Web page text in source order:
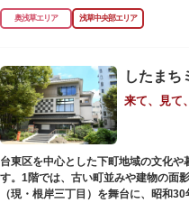
られて暗渠となり、細長い公園として
は、猪牙舟についての説明板も設置さ
奥浅草エリア 浅草中央部エリア
したまち
来て、見て
台東区を中心とした下町地域の文化
す。1階では、古い町並みや建物の面
（現・根岸三丁目）を舞台に、昭和